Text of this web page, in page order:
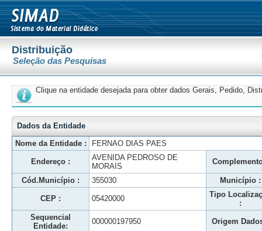
Distribuição
Seleção das Pesquisas
Clique na entidade desejada para obter dados Gerais, Pedido,
Dados da Entidade
Nome da Entidade :
FERNAO DIAS PAES
Endereço :
AVENIDA PEDROSO DE
MORAIS
Cód.Município : 355030 Município :
CEP : 05420000
Tipo
:
Sequencial
Entidade:
000000197950 Origem